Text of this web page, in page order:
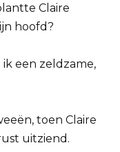
Claire
hoofd?
een zeldzame,
toen Claire
uitziend.